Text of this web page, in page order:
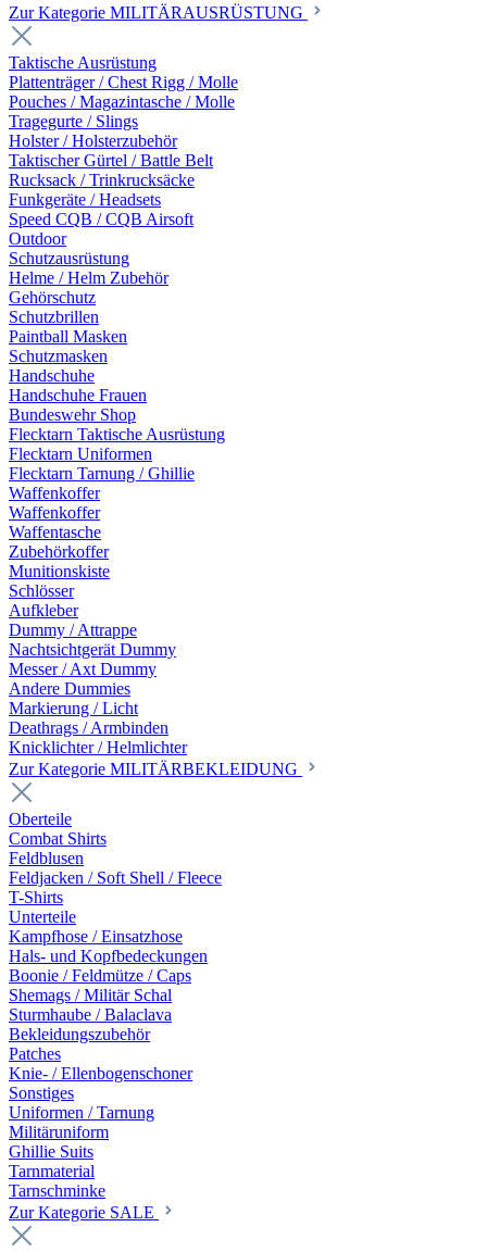
Zur Kategorie MILITÄRAUSRÜSTUNG
Taktische Ausrüstung
Plattenträger / Chest Rigg / Molle
Pouches / Magazintasche / Molle
Tragegurte / Slings
Holster / Holsterzubehör
Taktischer Gürtel / Battle Belt
Rucksack / Trinkrucksäcke
Funkgeräte / Headsets
Speed CQB / CQB Airsoft
Outdoor
Schutzausrüstung
Helme / Helm Zubehör
Gehörschutz
Schutzbrillen
Paintball Masken
Schutzmasken
Handschuhe
Handschuhe Frauen
Bundeswehr Shop
Flecktarn Taktische Ausrüstung
Flecktarn Uniformen
Flecktarn Tarnung / Ghillie
Waffenkoffer
Waffenkoffer
Waffentasche
Zubehörkoffer
Munitionskiste
Schlösser
Aufkleber
Dummy / Attrappe
Nachtsichtgerät Dummy
Messer / Axt Dummy
Andere Dummies
Markierung / Licht
Deathrags / Armbinden
Knicklichter / Helmlichter
Zur Kategorie MILITÄRBEKLEIDUNG
Oberteile
Combat Shirts
Feldblusen
Feldjacken / Soft Shell / Fleece
T-Shirts
Unterteile
Kampfhose / Einsatzhose
Hals- und Kopfbedeckungen
Boonie / Feldmütze / Caps
Shemags / Militär Schal
Sturmhaube / Balaclava
Bekleidungszubehör
Patches
Knie- / Ellenbogenschoner
Sonstiges
Uniformen / Tarnung
Militäruniform
Ghillie Suits
Tarnmaterial
Tarnschminke
Zur Kategorie SALE